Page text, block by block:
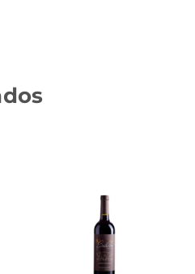
e cereja, além de sutis
sabor tornamno uma